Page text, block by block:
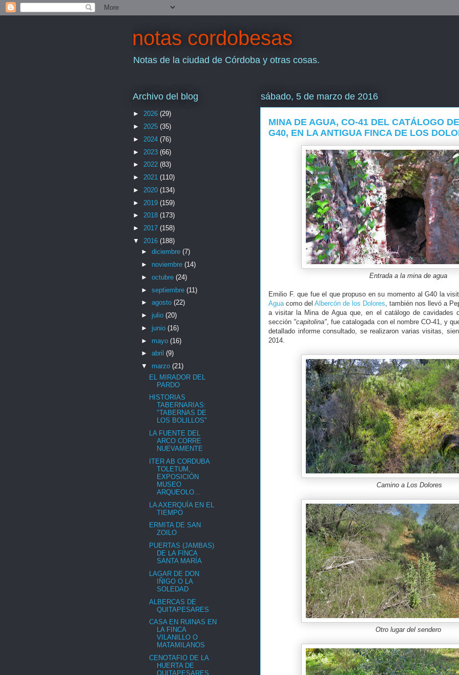
notas cordobesas
Notas de la ciudad de Córdoba y otras cosas.
sábado, 5 de marzo de 2016
MINA DE AGUA, CO-41 DEL CATÁLOGO
G40, EN LA ANTIGUA FINCA DE LOS
Entrada a la mina de agua
Emilio F. que fue el que propuso en su momento al G40 la
Agua como del Albercón de los Dolores, también nos llevó a
a visitar la Mina de Agua que, en el catálogo de cavidades
sección "capitolina", fue catalogada con el nombre CO-41, y
detallado informe consultado, se realizaron varias visitas,
2014.
Camino a Los Dolores
Otro lugar del sendero
Archivo del blog
► 2026 (29)
► 2025 (35)
► 2024 (76)
► 2023 (66)
► 2022 (83)
► 2021 (110)
► 2020 (134)
► 2019 (159)
► 2018 (173)
► 2017 (158)
▼ 2016 (188)
► diciembre (7)
► noviembre (14)
► octubre (24)
► septiembre (11)
► agosto (22)
► julio (20)
► junio (16)
► mayo (16)
► abril (9)
▼ marzo (21)
EL MIRADOR DEL
PARDO
HISTORIAS
TABERNARIAS:
"TABERNAS DE
LOS BOLILLOS"
LA FUENTE DEL
ARCO CORRE
NUEVAMENTE
ITER AB CORDUBA
TOLETUM,
EXPOSICIÓN
MUSEO
ARQUEOLO...
LA AXERQUÍA EN EL
TIEMPO
ERMITA DE SAN
ZOILO
PUERTAS (JAMBAS)
DE LA FINCA
SANTA MARÍA
LAGAR DE DON
IÑIGO O LA
SOLEDAD
ALBERCAS DE
QUITAPESARES
CASA EN RUINAS EN
LA FINCA
VILANILLO O
MATAMILANOS
CENOTAFIO DE LA
HUERTA DE
QUITAPESARES